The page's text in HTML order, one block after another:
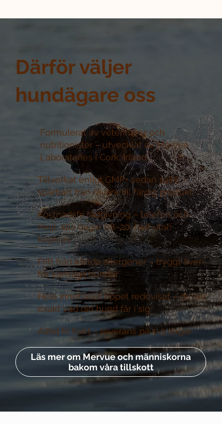
Därför väljer
hundägare oss
Formulerat av veterinärer och
nutritionister –utvecklat av Mervue
Laboratories i Cork, Irland
Tillverkat enligt GMP+ sedan 1986 –
spårbart från råvara till färdig produkt
Kostnadsfri rådgivning –telefon och
mejl, alla dagar 08–20, helt utan
köpkrav
Läs mer om Mervue och människorna
bakom våra tillskott
Fritt från kända allergener –tryggt även
för känsliga hundar
Hela innehållet öppet redovisat –du ser
exakt vad din hund får i sig
Alltid fri frakt –leverans på 1–3 dagar